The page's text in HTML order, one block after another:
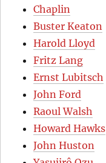
Chaplin
Buster Keaton
Harold Lloyd
Fritz Lang
Ernst Lubitsch
John Ford
Raoul Walsh
Howard Hawks
John Huston